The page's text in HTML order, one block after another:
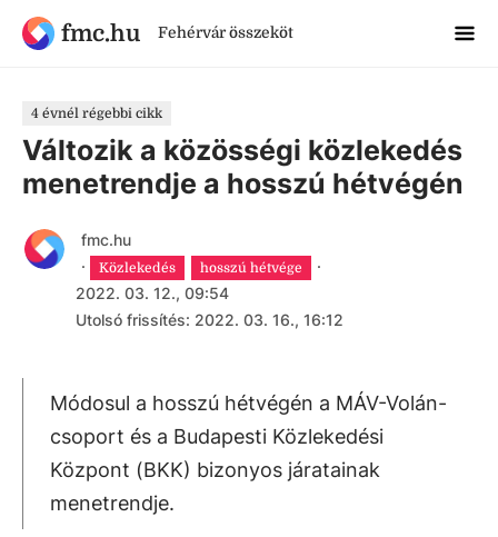
fmc.hu Fehérvár összeköt
4 évnél régebbi cikk
Változik a közösségi közlekedés
menetrendje a hosszú hétvégén
fmc.hu
·
Közlekedés hosszú hétvége
·
2022. 03. 12., 09:54
Utolsó frissítés: 2022. 03. 16., 16:12
Módosul a hosszú hétvégén a MÁV-Volán-
csoport és a Budapesti Közlekedési
Központ (BKK) bizonyos járatainak
menetrendje.